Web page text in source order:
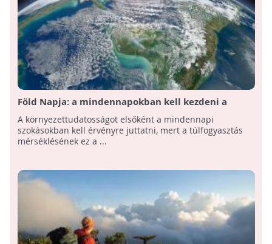
Föld Napja: a mindennapokban kell kezdeni a
környezettudatosságot
A környezettudatosságot elsőként a mindennapi
szokásokban kell érvényre juttatni, mert a túlfogyasztás
mérséklésének ez a ...